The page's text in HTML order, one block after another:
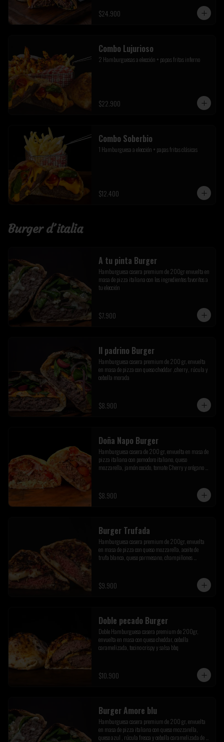
$24.900
Combo Lujurioso
2 Hamburguesas a elección + papas fritas inferno
$22.900
Combo Soberbio
1 Hamburguesa a elección + papas fritas clásicas
$12.400
Burger d´italia
A tu pinta Burger
Hamburguesa casera premium de 200gr envuelta en
masa de pizza italiana con los ingredientes favoritos a
tu elección
$7.900
Il padrino Burger
Hamburguesa casera premium de 200 gr, envuelta
en masa de pizza con queso cheddar ,cherry, rúcula y
cebolla morada
$8.900
Doña Napo Burger
Hamburguesa casera de 200 gr, envuelta en masa de
pizza italiana con pomodoro italiano, queso
mozzarella, jamón cocido, tomate Cherry y orégano de
$8.900
Burger Trufada
Hamburguesa casera premium de 200gr, envuelta
en masa de pizza con queso mozzarella, aceite de
trufa blanca, queso parmesano, champiñones
$9.900
Doble pecado Burger
Doble Hamburguesa casera premium de 200gr,
envuelta en masa con queso cheddar, cebolla
caramelizada, tocino crispy y salsa bbq
$10.900
Burger Amore blu
Hamburguesa casera premium de 200 gr, envuelta
en masa de pizza italiana con queso mozzarella,
queso azul , rúcula fresca y cebolla caramelizada de la